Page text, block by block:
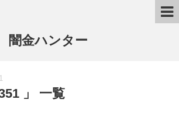
闇金ハンター
」 一覧